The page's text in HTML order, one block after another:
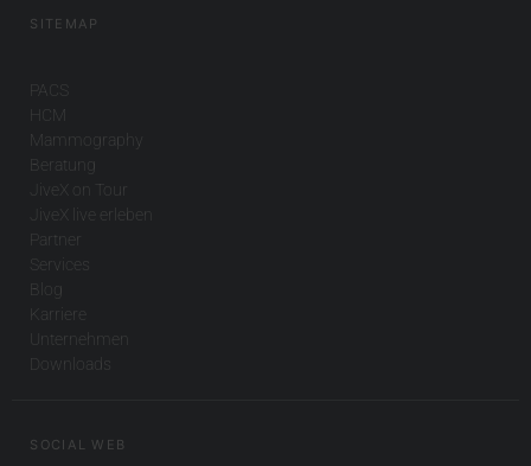
SITEMAP
PACS
HCM
Mammography
Beratung
JiveX on Tour
JiveX live erleben
Partner
Services
Blog
Karriere
Unternehmen
Downloads
SOCIAL WEB